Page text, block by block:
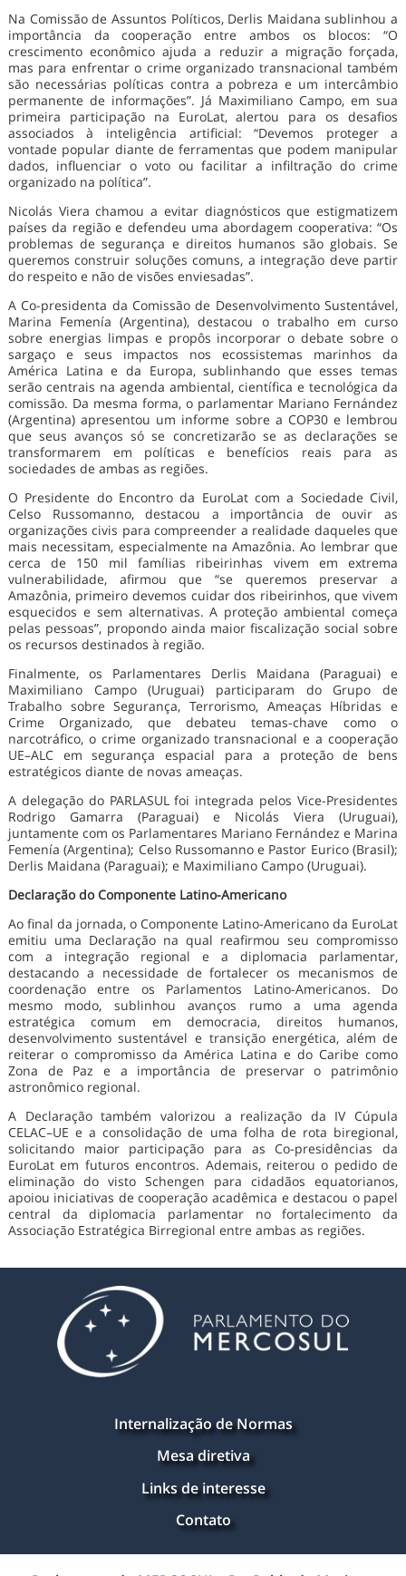
Na Comissão de Assuntos Políticos, Derlis Maidana sublinhou a
importância da cooperação entre ambos os blocos: “O
crescimento econômico ajuda a reduzir a migração forçada,
mas para enfrentar o crime organizado transnacional também
são necessárias políticas contra a pobreza e um intercâmbio
permanente de informações”. Já Maximiliano Campo, em sua
primeira participação na EuroLat, alertou para os desafios
associados à inteligência artificial: “Devemos proteger a
vontade popular diante de ferramentas que podem manipular
dados, influenciar o voto ou facilitar a infiltração do crime
organizado na política”.
Nicolás Viera chamou a evitar diagnósticos que estigmatizem
países da região e defendeu uma abordagem cooperativa: “Os
problemas de segurança e direitos humanos são globais. Se
queremos construir soluções comuns, a integração deve partir
do respeito e não de visões enviesadas”.
A Co-presidenta da Comissão de Desenvolvimento Sustentável,
Marina Femenía (Argentina), destacou o trabalho em curso
sobre energias limpas e propôs incorporar o debate sobre o
sargaço e seus impactos nos ecossistemas marinhos da
América Latina e da Europa, sublinhando que esses temas
serão centrais na agenda ambiental, científica e tecnológica da
comissão. Da mesma forma, o parlamentar Mariano Fernández
(Argentina) apresentou um informe sobre a COP30 e lembrou
que seus avanços só se concretizarão se as declarações se
transformarem em políticas e benefícios reais para as
sociedades de ambas as regiões.
O Presidente do Encontro da EuroLat com a Sociedade Civil,
Celso Russomanno, destacou a importância de ouvir as
organizações civis para compreender a realidade daqueles que
mais necessitam, especialmente na Amazônia. Ao lembrar que
cerca de 150 mil famílias ribeirinhas vivem em extrema
vulnerabilidade, afirmou que “se queremos preservar a
Amazônia, primeiro devemos cuidar dos ribeirinhos, que vivem
esquecidos e sem alternativas. A proteção ambiental começa
pelas pessoas”, propondo ainda maior fiscalização social sobre
os recursos destinados à região.
Finalmente, os Parlamentares Derlis Maidana (Paraguai) e
Maximiliano Campo (Uruguai) participaram do Grupo de
Trabalho sobre Segurança, Terrorismo, Ameaças Híbridas e
Crime Organizado, que debateu temas-chave como o
narcotráfico, o crime organizado transnacional e a cooperação
UE–ALC em segurança espacial para a proteção de bens
estratégicos diante de novas ameaças.
A delegação do PARLASUL foi integrada pelos Vice-Presidentes
Rodrigo Gamarra (Paraguai) e Nicolás Viera (Uruguai),
juntamente com os Parlamentares Mariano Fernández e Marina
Femenía (Argentina); Celso Russomanno e Pastor Eurico (Brasil);
Derlis Maidana (Paraguai); e Maximiliano Campo (Uruguai).
Declaração do Componente Latino-Americano
Ao final da jornada, o Componente Latino-Americano da EuroLat
emitiu uma Declaração na qual reafirmou seu compromisso
com a integração regional e a diplomacia parlamentar,
destacando a necessidade de fortalecer os mecanismos de
coordenação entre os Parlamentos Latino-Americanos. Do
mesmo modo, sublinhou avanços rumo a uma agenda
estratégica comum em democracia, direitos humanos,
desenvolvimento sustentável e transição energética, além de
reiterar o compromisso da América Latina e do Caribe como
Zona de Paz e a importância de preservar o patrimônio
astronômico regional.
A Declaração também valorizou a realização da IV Cúpula
CELAC–UE e a consolidação de uma folha de rota biregional,
solicitando maior participação para as Co-presidências da
EuroLat em futuros encontros. Ademais, reiterou o pedido de
eliminação do visto Schengen para cidadãos equatorianos,
apoiou iniciativas de cooperação acadêmica e destacou o papel
central da diplomacia parlamentar no fortalecimento da
Associação Estratégica Birregional entre ambas as regiões.
Internalização de Normas
Mesa diretiva
Links de interesse
Contato